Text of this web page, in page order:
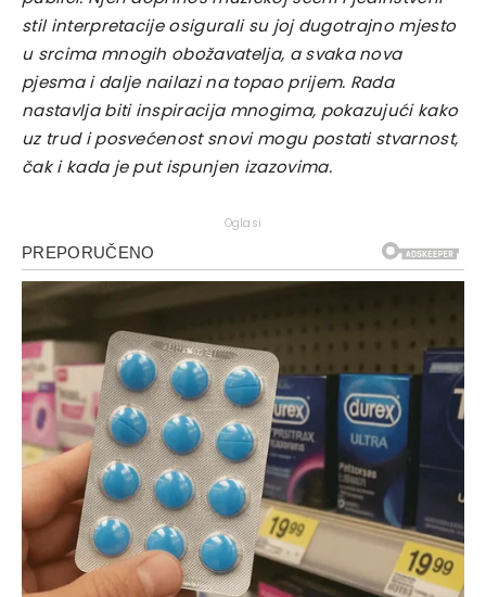
stil interpretacije osigurali su joj dugotrajno mjesto
u srcima mnogih obožavatelja, a svaka nova
pjesma i dalje nailazi na topao prijem. Rada
nastavlja biti inspiracija mnogima, pokazujući kako
uz trud i posvećenost snovi mogu postati stvarnost,
čak i kada je put ispunjen izazovima.
Oglasi